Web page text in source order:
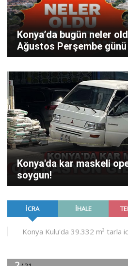
Konya’da bugün neler
Ağustos Perşembe
Konya'da kar maskeli
soygun!